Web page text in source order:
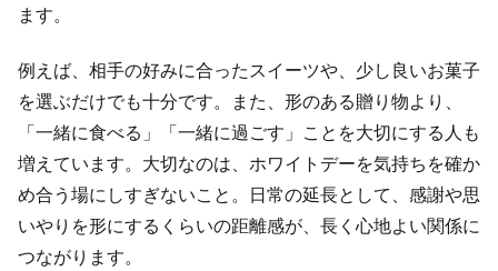
ます。
例えば、相手の好みに合ったスイーツや、少し良いお菓子
を選ぶだけでも十分です。また、形のある贈り物より、
「一緒に食べる」「一緒に過ごす」ことを大切にする人も
増えています。大切なのは、ホワイトデーを気持ちを確か
め合う場にしすぎないこと。日常の延長として、感謝や思
いやりを形にするくらいの距離感が、長く心地よい関係に
つながります。